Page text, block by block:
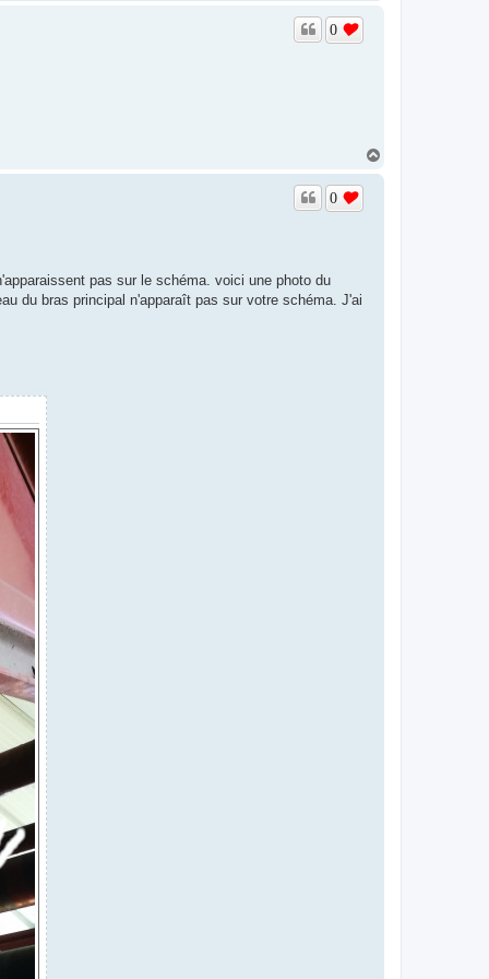
0
0
pas sur le schéma. voici une photo du
du bras principal n'apparaît pas sur votre schéma. J'ai